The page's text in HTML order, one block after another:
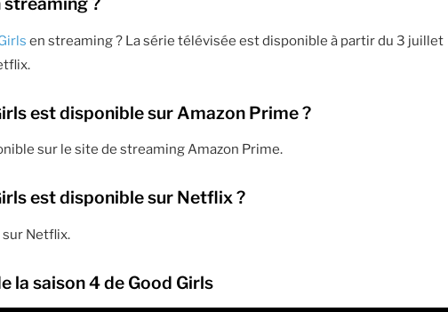
en streaming ? La série télévisée est disponible à partir du 3 juillet
est disponible sur Amazon Prime ?
sur le site de streaming Amazon Prime.
est disponible sur Netflix ?
sur Netflix.
la saison 4 de Good Girls